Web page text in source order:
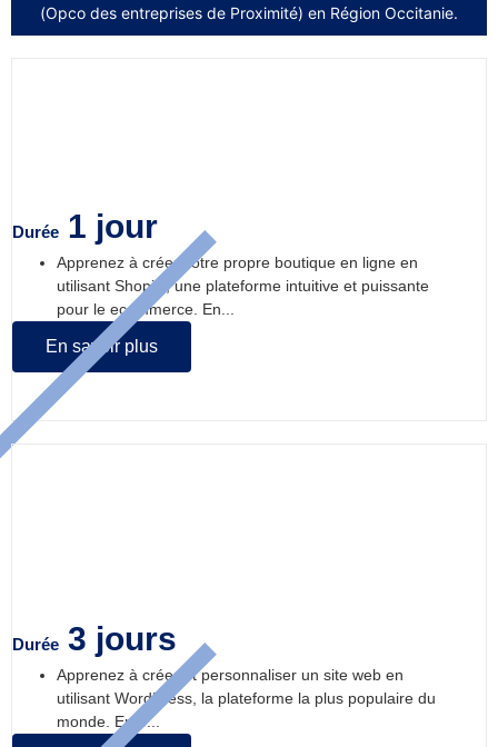
(Opco des entreprises de Proximité) en Région Occitanie.
Durée 1 jour
Apprenez à créer votre propre boutique en ligne en
utilisant Shopify, une plateforme intuitive et puissante
pour le ecommerce. En...
En savoir plus
Durée 3 jours
Apprenez à créer et personnaliser un site web en
utilisant WordPress, la plateforme la plus populaire du
monde. En 3...